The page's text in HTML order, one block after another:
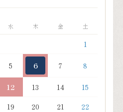
水 木 金 土
1
5 6 7 8
12 13 14
15
19 20 21
22